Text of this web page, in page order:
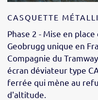
CASQUETTE
Phase 2 - Mise en
Geobrugg unique en
Compagnie du
écran déviateur type
ferrée qui mène au
d'altitude.